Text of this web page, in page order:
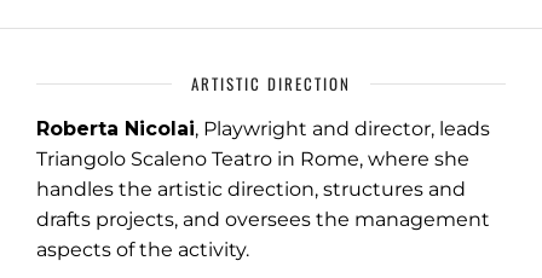
ARTISTIC DIRECTION
Roberta Nicolai, Playwright and director, leads
Triangolo Scaleno Teatro in Rome, where she
handles the artistic direction, structures and
drafts projects, and oversees the management
aspects of the activity.